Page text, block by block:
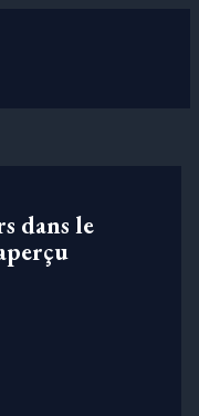
dans le